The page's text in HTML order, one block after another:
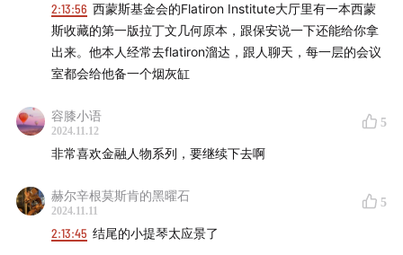
「金融传奇者的一个重要特性，就是必须要怕，如
果你一点都不怕，不可能活这么长。」
尾声 · 量化群星散落时 🌠
114:56零八年金融危机后，西蒙斯引退，投身孤独症治疗
与培养数学老师
117:47 为什么西蒙斯可以成功？当一个智识拉满的天才恰
2:13:56 西蒙斯基金会的Flatiron Institute大厅里有一本西蒙
斯收藏的第一版拉丁文几何原本，跟保安说一下还能给你拿
出来。他本人经常去flatiron溜达，跟人聊天，每一层的会议
室都会给他备一个烟灰缸
容膝小语
2024.11.12
5
非常喜欢金融人物系列，要继续下去啊
赫尔辛根莫斯肯的黑曜石
2024.11.11
5
2:13:45 结尾的小提琴太应景了